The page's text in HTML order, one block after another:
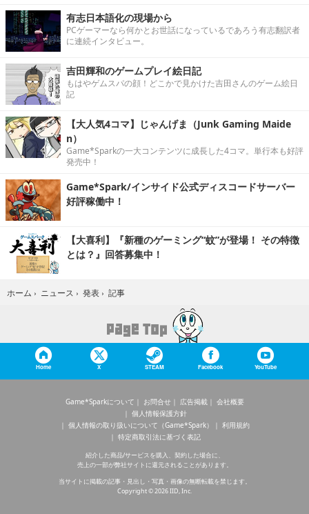
有志日本語化の現場から
PCゲーマーなら何かとお世話になっているであろう有志翻訳者
に連続インタビュー。
吉田輝和のゲームプレイ絵日記
もはやゲムスパの顔！どこかで見かけた吉田さんのゲーム絵日
記
【大人気4コマ】じゃんげま（Junk Gaming Maide
n）
Game*Sparkの一大コンテンツに成長した4コマ。単行本も好評
発売中！
Game*Spark/インサイド公式ディスコードサーバー
好評稼働中！
【大喜利】『新種のゲーミング“蚊”が登場！ その特徴
とは？』回答募集中！
ホーム › ニュース › 発表 › 記事
Home X STEAM Facebook YouTube
Game*Sparkについて お問合せ 広告掲載
会社概要
個人情報保護方針
個人情報の取り扱いについて（Game*Spark）
利用規約
特定商取引法に基づく表記
紹介した商品/サービスを購入、契約した場合に、
売上の一部が弊社サイトに還元されることがあります。
当サイトに掲載の記事・見出し・写真・画像の無断転載を禁じます。
Copyright © 2026 IID, Inc.